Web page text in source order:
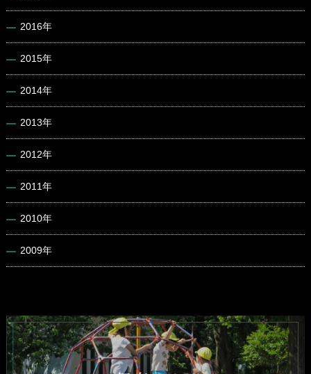
2016年
2015年
2014年
2013年
2012年
2011年
2010年
2009年